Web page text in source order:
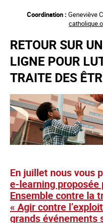
principal
Coordination : Geneviève
RETOUR SUR
LIGNE POUR
TRAITE DES
En juillet nous vous
e-learning proposée
Ensemble contre la
« Agir contre
grands événements